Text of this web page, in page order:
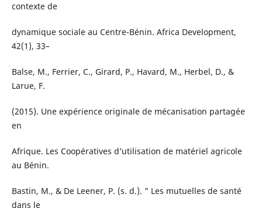
contexte de
dynamique sociale au Centre-Bénin. Africa Development,
42(1), 33–
Balse, M., Ferrier, C., Girard, P., Havard, M., Herbel, D., &
Larue, F.
(2015). Une expérience originale de mécanisation partagée
en
Afrique. Les Coopératives d’utilisation de matériel agricole
au Bénin.
Bastin, M., & De Leener, P. (s. d.). " Les mutuelles de santé
dans le